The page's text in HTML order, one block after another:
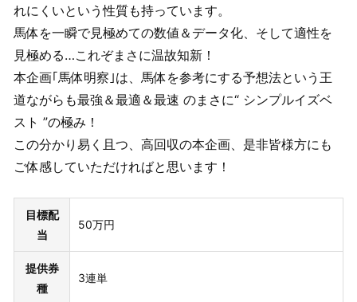
れにくいという性質も持っています。
馬体を一瞬で見極めての数値＆データ化、そして適性を
見極める…これぞまさに温故知新！
本企画｢馬体明察｣は、馬体を参考にする予想法という王
道ながらも最強＆最適＆最速 のまさに“ シンプルイズベ
スト ”の極み！
この分かり易く且つ、高回収の本企画、是非皆様方にも
ご体感していただければと思います！
目標配
当
50万円
提供券
種
3連単